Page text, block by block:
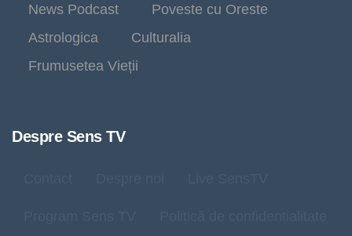
News Podcast
Poveste cu Oreste
Astrologica
Culturalia
Frumusetea Vieții
Despre Sens TV